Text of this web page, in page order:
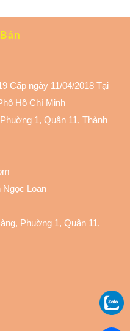
Cấp ngày 11/04/2018 Tại
Hồ Chí Minh
1, Quận 11, Thành
Loan
Phuờng 1, Quận 11,